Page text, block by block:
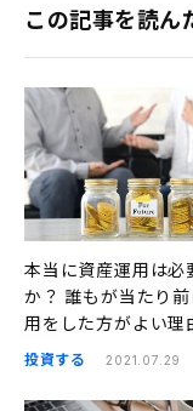
この記事を読ん
本当に資産運用は必
か？ 誰もが当たり
用をした方がよい理
投資する 2021.07.29